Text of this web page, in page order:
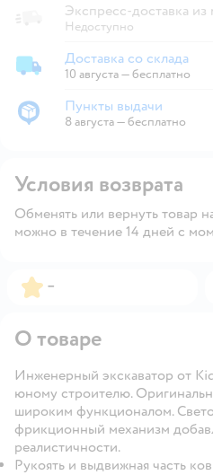
Экспресс-доставка из
Недоступно
Доставка со склада
Доставка со склада
10 августа—бесплатно
Пункты выдачи
Пункты выдачи
8 августа—бесплатно
Условия возврата
Обменять или вернуть товар
можно в течение 14 дней с
Рейтинг:
–
О товаре
Инженерный экскаватор от
юному строителю.
широким функционалом.
фрикционный механизм
реалистичности.
Рукоять и выдвижная часть